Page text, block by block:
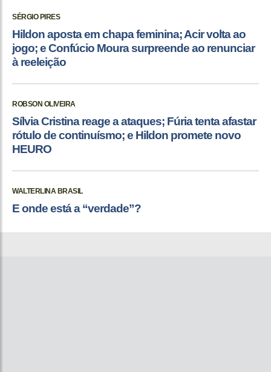
SÉRGIO PIRES
Hildon aposta em chapa feminina; Acir volta ao
jogo; e Confúcio Moura surpreende ao renunciar
à reeleição
ROBSON OLIVEIRA
Sílvia Cristina reage a ataques; Fúria tenta afastar
rótulo de continuísmo; e Hildon promete novo
HEURO
WALTERLINA BRASIL
E onde está a “verdade”?